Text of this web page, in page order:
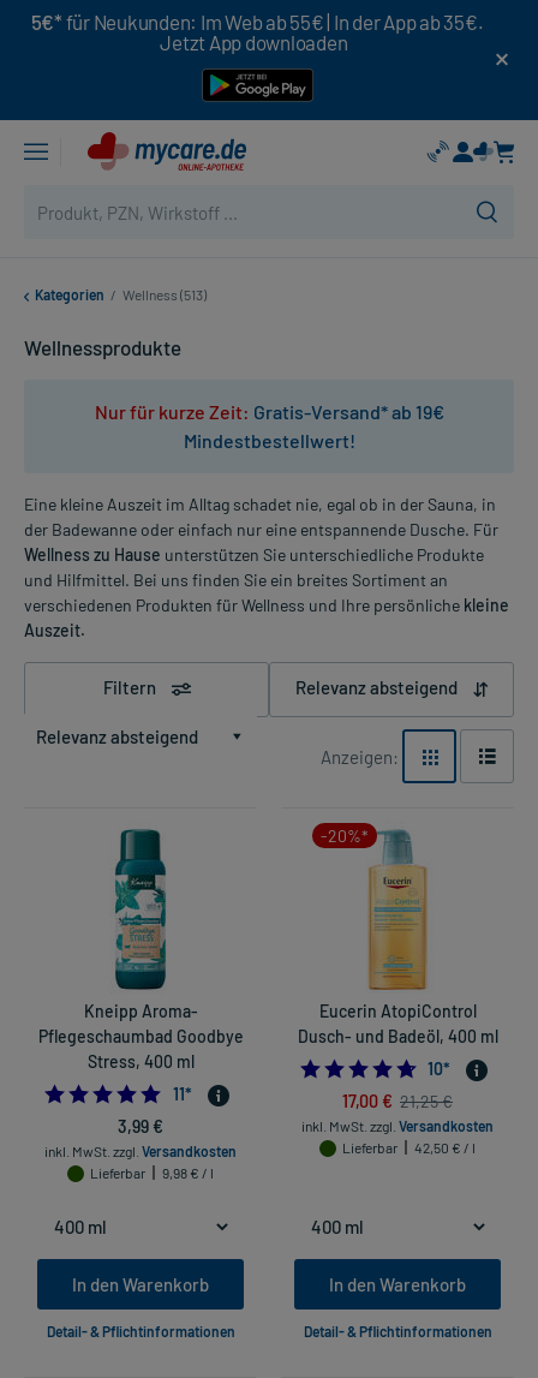
5€* für Neukunden: Im Web ab 55€ | In der App ab 35€.
Jetzt App downloaden
Kategorien / Wellness (513)
Wellnessprodukte
Nur für kurze Zeit: Gratis-Versand* ab 19€
Mindestbestellwert!
Eine kleine Auszeit im Alltag schadet nie, egal ob in der Sauna, in
der Badewanne oder einfach nur eine entspannende Dusche. Für
Wellness zu Hause unterstützen Sie unterschiedliche Produkte
und Hilfmittel. Bei uns finden Sie ein breites Sortiment an
verschiedenen Produkten für Wellness und Ihre persönliche kleine
Auszeit.
Filtern Relevanz absteigend
Relevanz absteigend
Anzeigen:
Kneipp Aroma-
Pflegeschaumbad Goodbye
Stress, 400 ml
5.0
11*
3,99 €
inkl. MwSt. zzgl. Versandkosten
Lieferbar
9,98 € / l
In den Warenkorb
Detail- & Pflichtinformationen
-20%*
Eucerin AtopiControl
Dusch- und Badeöl, 400 ml
4.7
10*
17,00 € 21,25 €
inkl. MwSt. zzgl. Versandkosten
Lieferbar
42,50 € / l
In den Warenkorb
Detail- & Pflichtinformationen